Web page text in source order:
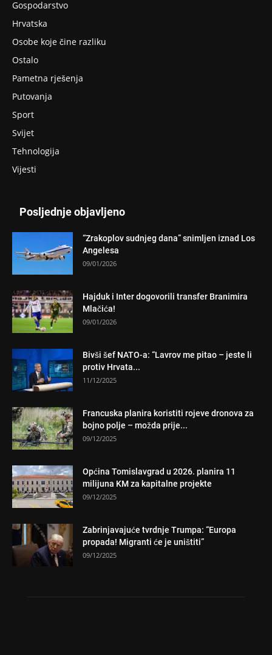
Gospodarstvo
Hrvatska
Osobe koje čine razliku
Ostalo
Pametna rješenja
Putovanja
Sport
Svijet
Tehnologija
Vijesti
Posljednje objavljeno
“Zrakoplov sudnjeg dana” snimljen iznad Los
Angelesa
09/01/2026
Hajduk i Inter dogovorili transfer Branimira
Mlačića!
09/01/2026
Bivši šef NATO-a: “Lavrov me pitao – jeste li
protiv Hrvata...
11/12/2025
Francuska planira koristiti rojeve dronova za
bojno polje – možda prije...
09/12/2025
Općina Tomislavgrad u 2026. planira 11
milijuna KM za kapitalne projekte
09/12/2025
Zabrinjavajuće tvrdnje Trumpa: “Europa
propada! Migranti će je uništiti”
09/12/2025